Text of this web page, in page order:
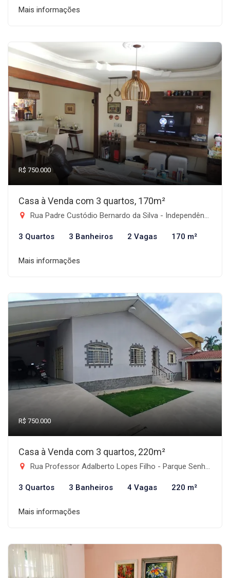
Mais informações
R$ 750.000
Casa à Venda com 3 quartos, 170m²
Rua Padre Custódio Bernardo da Silva - Independência, Taubaté-SP
3 Quartos 3 Banheiros 2 Vagas 170 m²
Mais informações
R$ 750.000
Casa à Venda com 3 quartos, 220m²
Rua Professor Adalberto Lopes Filho - Parque Senhor do Bonfim, Taubaté-SP
3 Quartos 3 Banheiros 4 Vagas 220 m²
Mais informações